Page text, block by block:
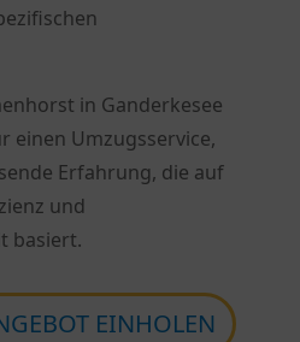
in Ganderkesee
einen Umzugsservice,
Erfahrung, die auf
und
basiert.
EINHOLEN